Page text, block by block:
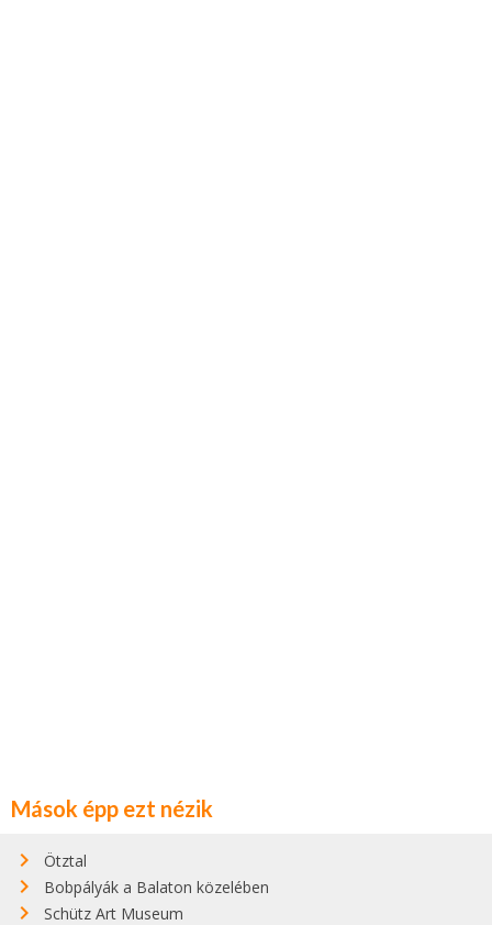
Mások épp ezt nézik
Ötztal
Bobpályák a Balaton közelében
Schütz Art Museum